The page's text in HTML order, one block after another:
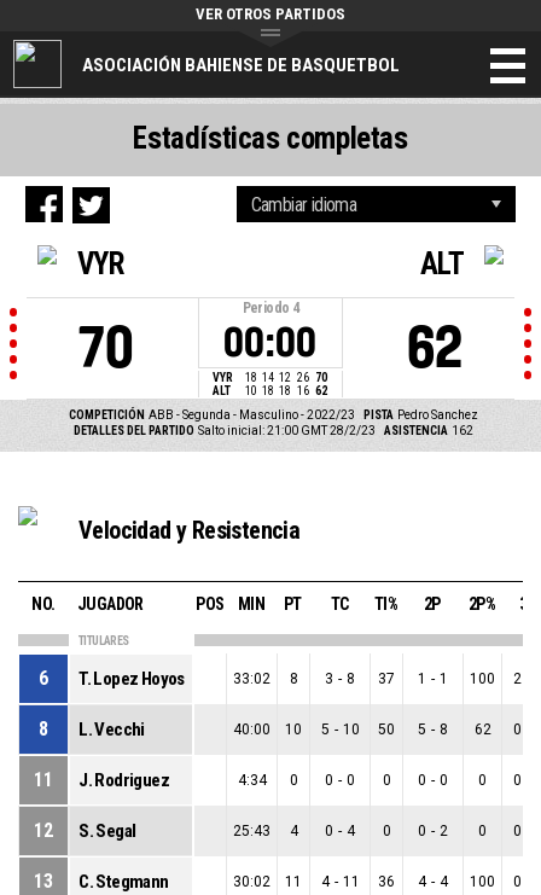
ASOCIACIÓN BAHIENSE DE BASQUETBOL
VER OTROS PARTIDOS
VYR
70
Periodo 4
00:00
VYR 18 14 12 26 70
ALT
10 18 18 16 62
ALT
62
COMPETICIÓN ABB - Segunda - Masculino - 2022/23 PISTA Pedro Sanchez
DETALLES DEL PARTIDO Salto inicial: 21:00 GMT 28/2/23 ASISTENCIA 162
Estadísticas completas
Velocidad y Resistencia
NO. JUGADOR POS MIN PT TC TI% 2P 2P% 3P
TITULARES
6 T. Lopez Hoyos 33:02 8 3 - 8 37 1 - 1 100 2
8 L. Vecchi 40:00 10 5 - 10 50 5 - 8 62 0
11 J. Rodriguez 4:34 0 0 - 0 0 0 - 0 0 0
12 S. Segal 25:43 4 0 - 4 0 0 - 2 0 0
13 C. Stegmann 30:02 11 4 - 11 36 4 - 4 100 0